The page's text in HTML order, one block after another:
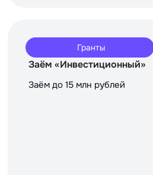
Гранты
Заём «Инвестиционный»
Заём до 15 млн рублей